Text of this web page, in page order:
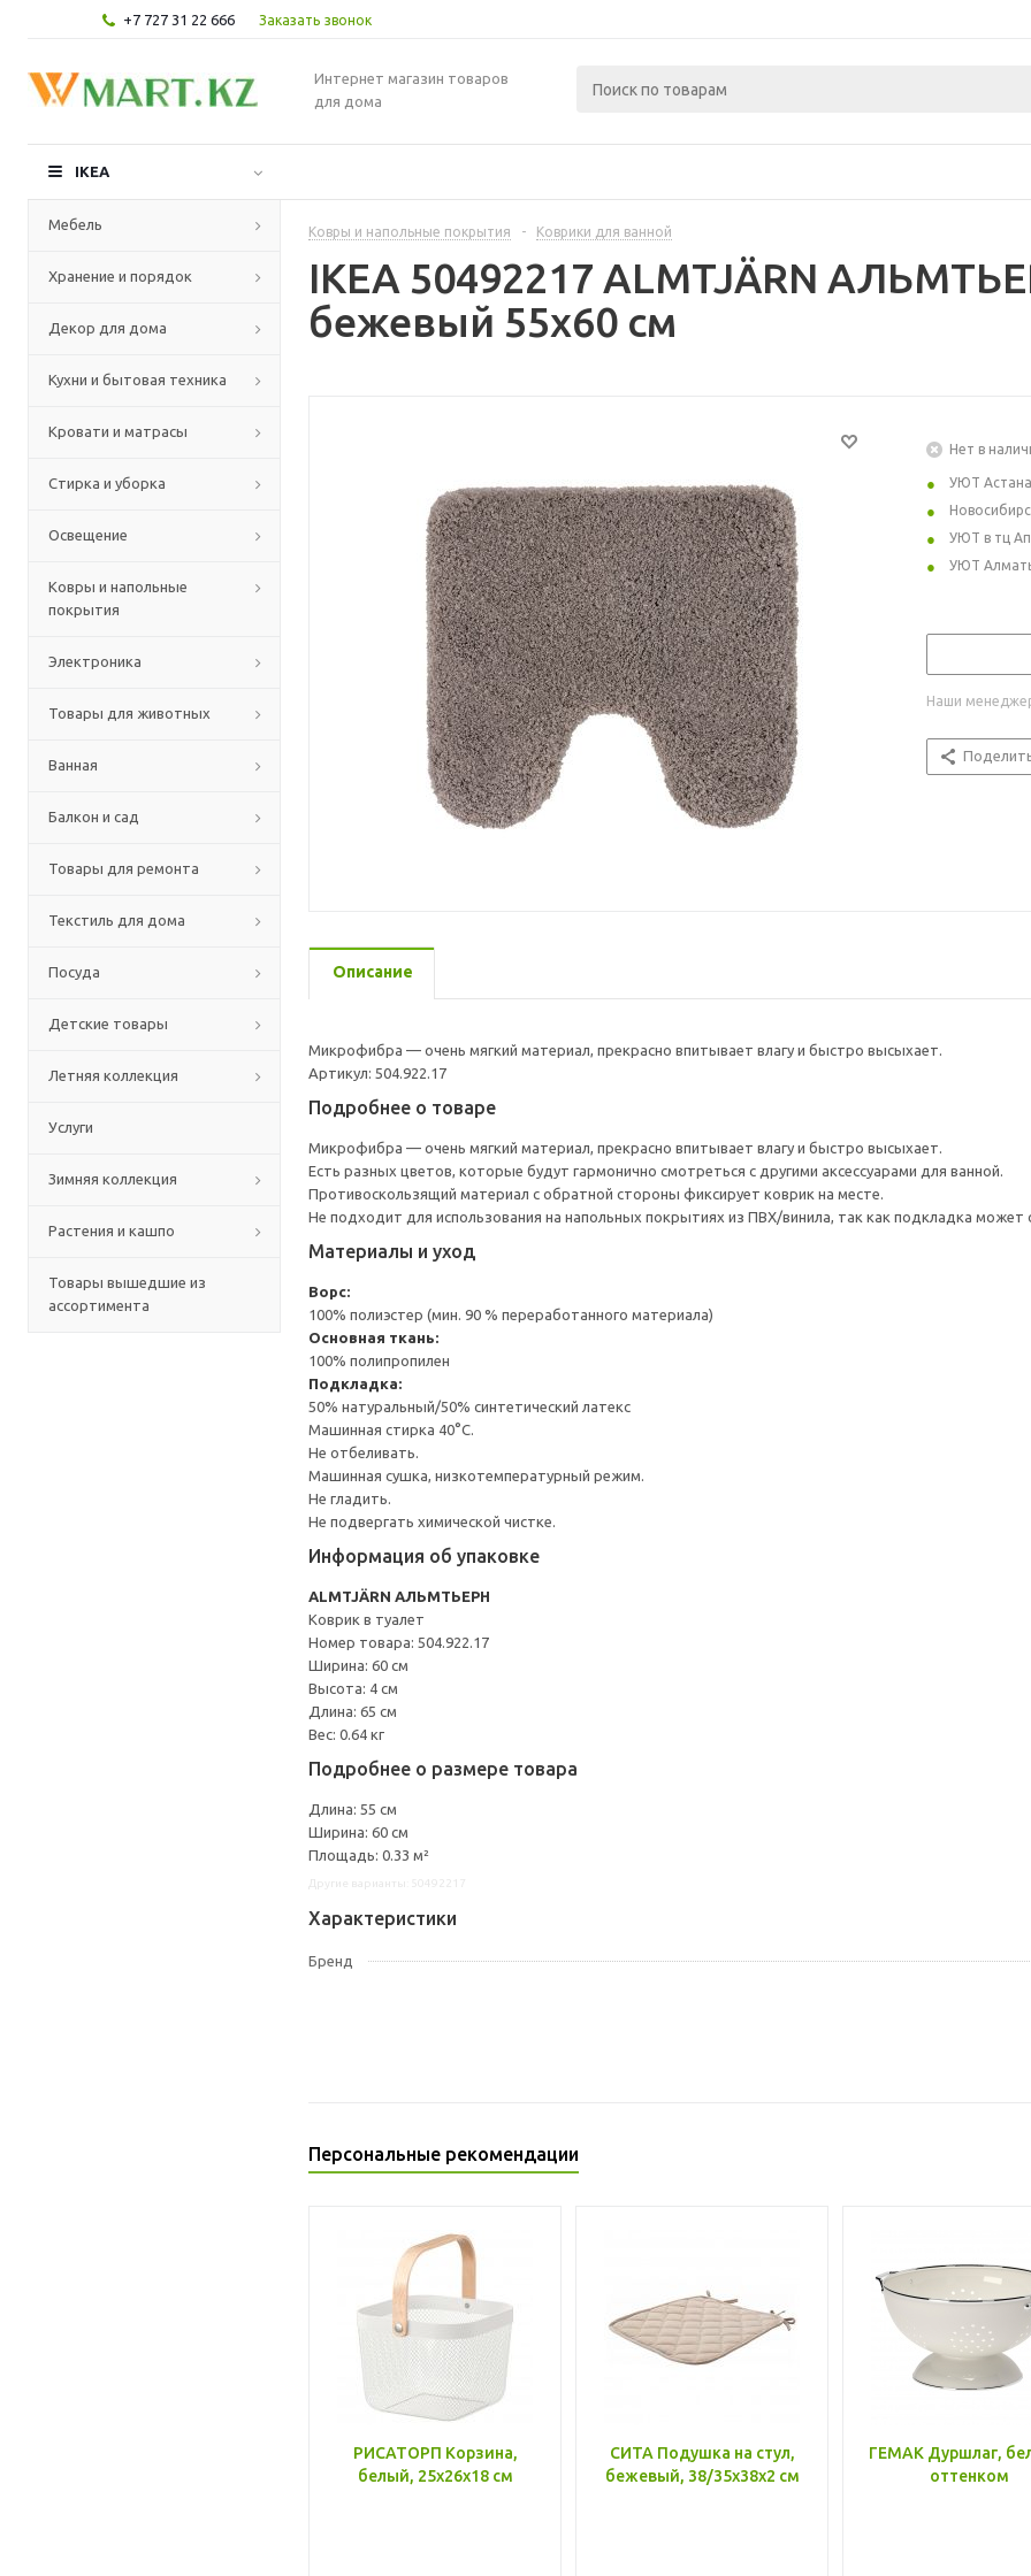
+7 727 31 22 666 Заказать звонок
Интернет магазин товаров
для дома
IKEA
Мебель
Хранение и порядок
Декор для дома
Кухни и бытовая техника
Кровати и матрасы
Стирка и уборка
Освещение
Ковры и напольные
покрытия
Электроника
Товары для животных
Ванная
Балкон и сад
Товары для ремонта
Текстиль для дома
Посуда
Детские товары
Летняя коллекция
Услуги
Зимняя коллекция
Растения и кашпо
Товары вышедшие из
ассортимента
Ковры и напольные покрытия - Коврики для ванной
IKEA 50492217 ALMTJÄRN
бежевый 55x60 см
Нет в
УЮТ Астана
УЮТ в тц
УЮТ
Наши
Описание
Микрофибра — очень мягкий материал, прекрасно впитывает влагу и быстро высыхает.
Артикул: 504.922.17
Подробнее о товаре
Микрофибра — очень мягкий материал, прекрасно впитывает влагу и быстро высыхает.
Есть разных цветов, которые будут гармонично смотреться с другими аксессуарами для ванной.
Противоскользящий материал с обратной стороны фиксирует коврик на месте.
Не подходит для использования на напольных покрытиях из ПВХ/винила, так как подкладка может
Материалы и уход
Ворс:
100% полиэстер (мин. 90 % переработанного материала)
Основная ткань:
100% полипропилен
Подкладка:
50% натуральный/50% синтетический латекс
Машинная стирка 40°С.
Не отбеливать.
Машинная сушка, низкотемпературный режим.
Не гладить.
Не подвергать химической чистке.
Информация об упаковке
ALMTJÄRN АЛЬМТЬЕРН
Коврик в туалет
Номер товара: 504.922.17
Ширина: 60 см
Высота: 4 см
Длина: 65 см
Вес: 0.64 кг
Подробнее о размере товара
Длина: 55 см
Ширина: 60 см
Площадь: 0.33 м²
Характеристики
Бренд
Персональные рекомендации
РИСАТОРП Корзина,
белый, 25x26x18 см
СИТА Подушка на стул,
бежевый, 38/35x38x2 см
ГЕМАК Дуршлаг,
оттенком